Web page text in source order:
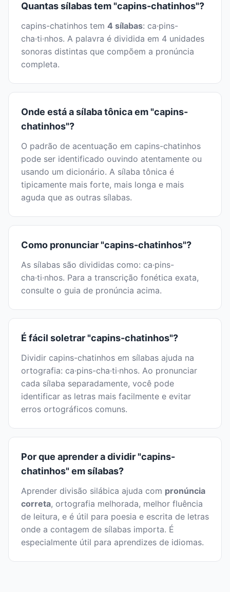
Quantas sílabas tem "capins-chatinhos"?
capins-chatinhos tem 4 sílabas: ca·pins-
cha·ti·nhos. A palavra é dividida em 4 unidades
sonoras distintas que compõem a pronúncia
completa.
Onde está a sílaba tônica em "capins-
chatinhos"?
O padrão de acentuação em capins-chatinhos
pode ser identificado ouvindo atentamente ou
usando um dicionário. A sílaba tônica é
tipicamente mais forte, mais longa e mais
aguda que as outras sílabas.
Como pronunciar "capins-chatinhos"?
As sílabas são divididas como: ca·pins-
cha·ti·nhos. Para a transcrição fonética exata,
consulte o guia de pronúncia acima.
É fácil soletrar "capins-chatinhos"?
Dividir capins-chatinhos em sílabas ajuda na
ortografia: ca·pins-cha·ti·nhos. Ao pronunciar
cada sílaba separadamente, você pode
identificar as letras mais facilmente e evitar
erros ortográficos comuns.
Por que aprender a dividir "capins-
chatinhos" em sílabas?
Aprender divisão silábica ajuda com pronúncia
correta, ortografia melhorada, melhor fluência
de leitura, e é útil para poesia e escrita de letras
onde a contagem de sílabas importa. É
especialmente útil para aprendizes de idiomas.